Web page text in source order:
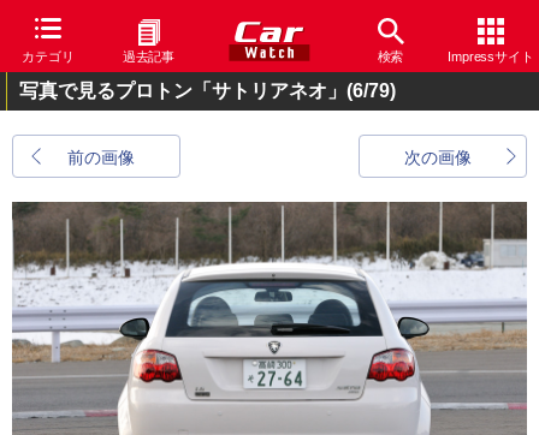
カテゴリ 過去記事 検索 Impressサイト
写真で見るプロトン「サトリアネオ」 (6/79)
前の画像 次の画像